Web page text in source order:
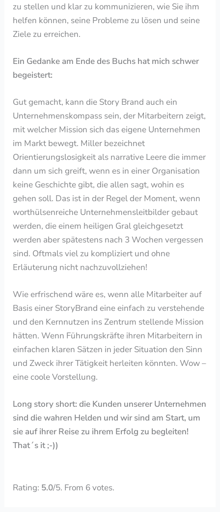
zu stellen und klar zu kommunizieren, wie Sie ihm
helfen können, seine Probleme zu lösen und seine
Ziele zu erreichen.
Ein Gedanke am Ende des Buchs hat mich schwer
begeistert:
Gut gemacht, kann die Story Brand auch ein
Unternehmenskompass sein, der Mitarbeitern zeigt,
mit welcher Mission sich das eigene Unternehmen
im Markt bewegt. Miller bezeichnet
Orientierungslosigkeit als narrative Leere die immer
dann um sich greift, wenn es in einer Organisation
keine Geschichte gibt, die allen sagt, wohin es
gehen soll. Das ist in der Regel der Moment, wenn
worthülsenreiche Unternehmensleitbilder gebaut
werden, die einem heiligen Gral gleichgesetzt
werden aber spätestens nach 3 Wochen vergessen
sind. Oftmals viel zu kompliziert und ohne
Erläuterung nicht nachzuvollziehen!
Wie erfrischend wäre es, wenn alle Mitarbeiter auf
Basis einer StoryBrand eine einfach zu verstehende
und den Kernnutzen ins Zentrum stellende Mission
hätten. Wenn Führungskräfte ihren Mitarbeitern in
einfachen klaren Sätzen in jeder Situation den Sinn
und Zweck ihrer Tätigkeit herleiten könnten. Wow –
eine coole Vorstellung.
Long story short: die Kunden unserer Unternehmen
sind die wahren Helden und wir sind am Start, um
sie auf ihrer Reise zu ihrem Erfolg zu begleiten!
That´s it ;-))
Rating: 5.0/5. From 6 votes.